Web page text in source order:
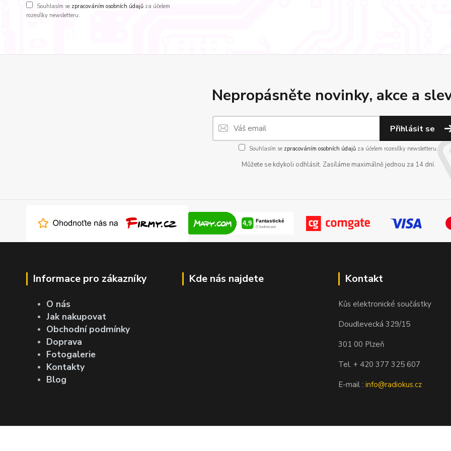
Souhlasím se zpracováním osobních údajů za účelem
rozesílky newsletteru.
Nepropásněte novinky, akce a
Přihlásit se
Souhlasím se zpracováním osobních údajů za účelem rozesílky newsletteru.
Můžete se kdykoli odhlásit. Zasíláme maximálně jednou za 14 dní.
Informace pro zákazníky
O nás
Jak nakupovat
Obchodní podmínky
Doprava
Fotogalerie
Kontakty
Blog
Kde nás najdete Kontakt
Kůs elektronické součástky
Doudlevecká 329/15
301 00 Plzeň
Tel. + 420 377 325 607
E-mail : info@radiokus.cz